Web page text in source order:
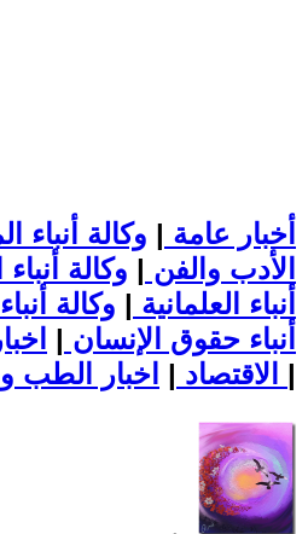
أخبار عامة | وكالة أنباء
الأدب والفن | وكالة أنباء
أنباء العلمانية | وكالة
أنباء حقوق الإنسان |
الاقتصاد | |